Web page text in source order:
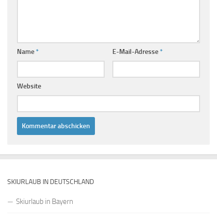
Name* E-Mail-Adresse*
Website
SKIURLAUB IN DEUTSCHLAND
Skiurlaub in Bayern